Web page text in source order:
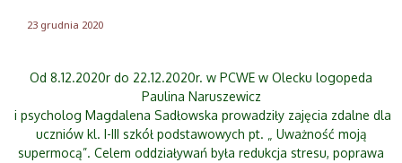
23 grudnia 2020
Od 8.12.2020r do 22.12.2020r. w PCWE w Olecku logopeda
Paulina Naruszewicz
i psycholog Magdalena Sadłowska prowadziły zajęcia zdalne dla
uczniów kl. I-III szkół podstawowych pt. „ Uważność moją
supermocą”. Celem oddziaływań była redukcja stresu, poprawa